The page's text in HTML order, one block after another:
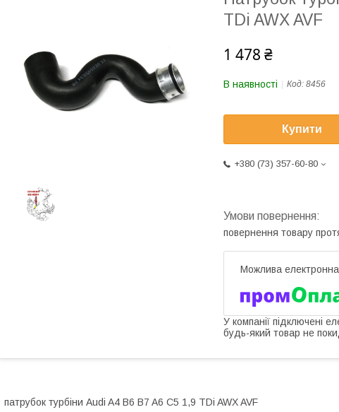
TDi AWX AVF
1 478 ₴
В наявності Код: 8456
Купити
+380 (73) 357-60-80
повернення товару
У компанії підключені
будь-який товар не
патрубок турбіни Audi A4 B6 B7 A6 C5 1,9 TDi AWX AVF